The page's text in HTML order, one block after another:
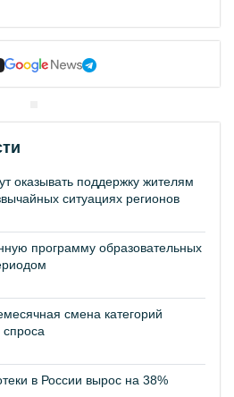
оказывать поддержку жителям
ситуациях регионов
программу образовательных
смена категорий
спроса
в России вырос на 38%